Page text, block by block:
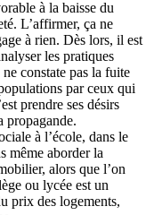
à la baisse du
L’affirmer, ça ne
à rien. Dès lors, il est
les pratiques
constate pas la fuite
par ceux qui
prendre ses désirs
propagande.
à l’école, dans le
même aborder la
alors que l’on
ou lycée est un
prix des logements,